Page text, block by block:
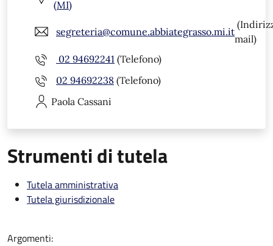
(MI)
segreteria@comune.abbiategrasso.mi.it
mail)
02 94692241 (Telefono)
02 94692238 (Telefono)
Paola Cassani
Strumenti di tutela
Tutela amministrativa
Tutela giurisdizionale
Argomenti: